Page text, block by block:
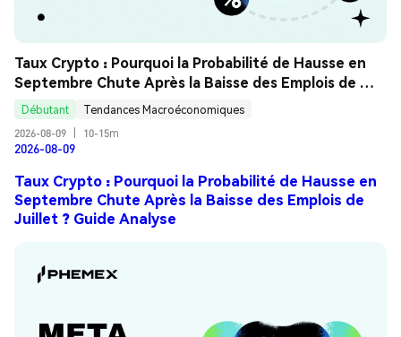
Taux Crypto : Pourquoi la Probabilité de Hausse en
Septembre Chute Après la Baisse des Emplois de
Juillet ? Guide Analyse
Débutant
Tendances Macroéconomiques
2026-08-09
10-15m
2026-08-09
Taux Crypto : Pourquoi la Probabilité de Hausse en
Septembre Chute Après la Baisse des Emplois de
Juillet ? Guide Analyse